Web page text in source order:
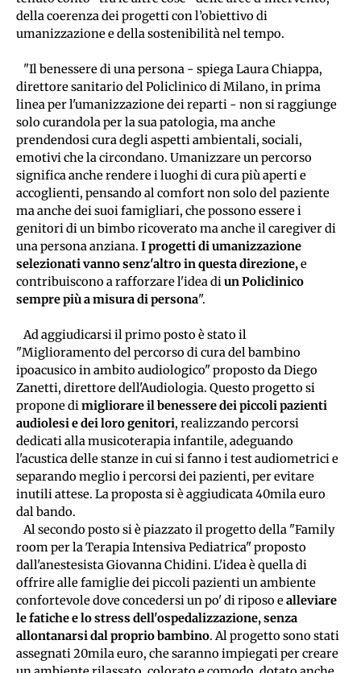
della coerenza dei progetti con l’obiettivo di
umanizzazione e della sostenibilità nel tempo.
"Il benessere di una persona - spiega Laura Chiappa,
direttore sanitario del Policlinico di Milano, in prima
linea per l'umanizzazione dei reparti - non si raggiunge
solo curandola per la sua patologia, ma anche
prendendosi cura degli aspetti ambientali, sociali,
emotivi che la circondano. Umanizzare un percorso
significa anche rendere i luoghi di cura più aperti e
accoglienti, pensando al comfort non solo del paziente
ma anche dei suoi famigliari, che possono essere i
genitori di un bimbo ricoverato ma anche il caregiver di
una persona anziana. I progetti di umanizzazione
selezionati vanno senz'altro in questa direzione, e
contribuiscono a rafforzare l'idea di un Policlinico
sempre più a misura di persona".
Ad aggiudicarsi il primo posto è stato il
"Miglioramento del percorso di cura del bambino
ipoacusico in ambito audiologico" proposto da Diego
Zanetti, direttore dell'Audiologia. Questo progetto si
propone di migliorare il benessere dei piccoli pazienti
audiolesi e dei loro genitori, realizzando percorsi
dedicati alla musicoterapia infantile, adeguando
l'acustica delle stanze in cui si fanno i test audiometrici e
separando meglio i percorsi dei pazienti, per evitare
inutili attese. La proposta si è aggiudicata 40mila euro
dal bando.
Al secondo posto si è piazzato il progetto della "Family
room per la Terapia Intensiva Pediatrica" proposto
dall'anestesista Giovanna Chidini. L'idea è quella di
offrire alle famiglie dei piccoli pazienti un ambiente
confortevole dove concedersi un po' di riposo e alleviare
le fatiche e lo stress dell'ospedalizzazione, senza
allontanarsi dal proprio bambino. Al progetto sono stati
assegnati 20mila euro, che saranno impiegati per creare